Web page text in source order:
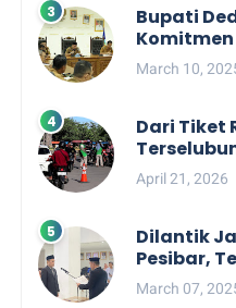
Bupati
Berpihak
dalam
March 10,
Dari Tiket
Labuhan
April 21, 2026
Dilantik
Pesibar,
Punya
March 07,